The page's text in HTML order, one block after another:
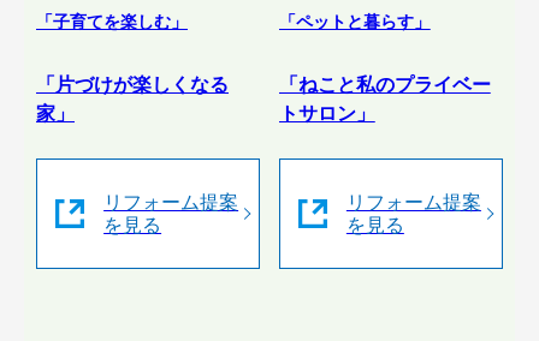
「子育てを楽しむ」
「片づけが楽しくなる
家」
リフォーム提案
を見る
「ペットと暮らす」
「ねこと私のプライベー
トサロン」
リフォーム提案
を見る